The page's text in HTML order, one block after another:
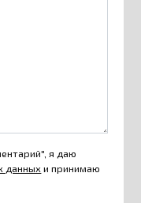
я даю
данных и принимаю